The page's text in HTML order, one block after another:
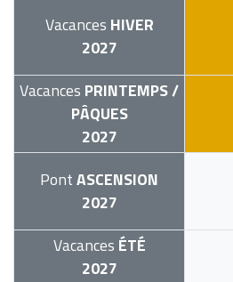
Vacances HIVER
2027
Vacances PRINTEMPS /
PÂQUES
2027
PontASCENSION
2027
Vacances ÉTÉ
2027